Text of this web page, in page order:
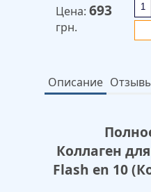
Цена: 693
грн.
Описание
Коллаген
Flash en 10